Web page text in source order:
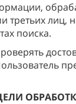
третьих
поиска.